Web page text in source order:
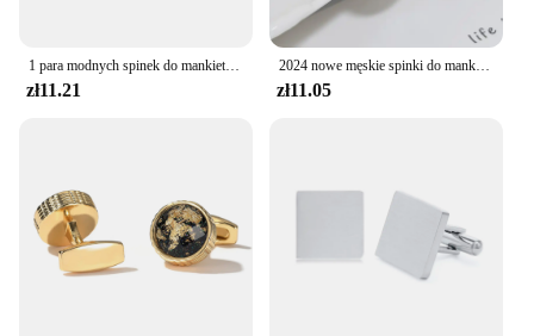
1 para modnych spinek do mankietów niebo górskie słońce księżyc dla mężczyzn kobiet modny okrągły kształt mężczyźni wesele przyjęcie biżuteria akcesoria przyjęcie przyjęcie prezent
zł11.21
2024 nowe męskie spinki do mankietów moda francuska inkrustowana cyrkonia okrągła koszula spinki do mankietów gorąca luksusowa impreza biżuteria akcesoria zestaw podarunkowy
zł11.05